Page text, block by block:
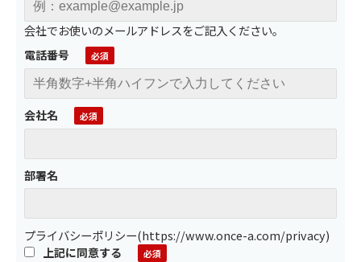
会社でお使いのメールアドレスをご記入ください。
電話番号
会社名
部署名
プライバシーポリシー(https://www.once-a.com/privacy)
上記に同意する